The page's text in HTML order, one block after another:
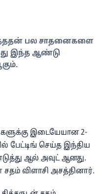
பல சாதனைகளை
இந்த ஆண்டு
இடையேயான 2-
பேட்டிங் செய்த இந்திய
ஆல் அவுட் ஆனது.
சதம் விளாசி அசத்தினார்.